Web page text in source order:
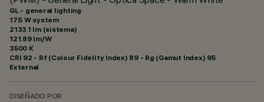
GL - general lighting
17.5 W system
2133.1 lm (sistema)
121.89 lm/W
3500 K
CRI 92 - Rf (Colour Fidelity Index) 89 - Rg (Gamut Index) 95
External
DISEÑADO POR